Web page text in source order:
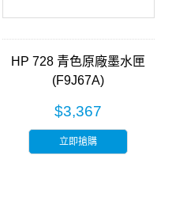
HP 728 青色原廠墨水匣
(F9J67A)
$3,367
立即搶購